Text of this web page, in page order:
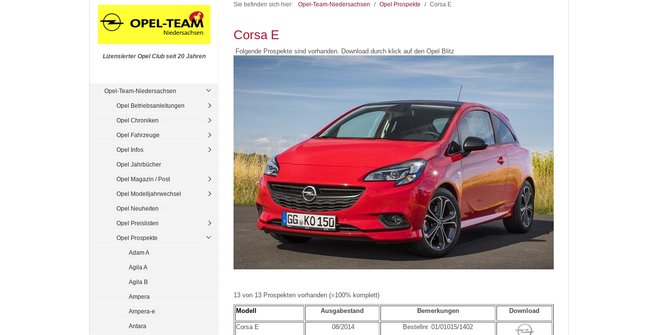
Lizensierter Opel Club seit 20 Jahren
Opel-Team-Niedersachsen
Opel Betriebsanleitungen
Opel Chroniken
Opel Fahrzeuge
Opel Infos
Opel Jahrbücher
Opel Magazin / Post
Opel Modelljahrwechsel
Opel Neuheiten
Opel Preislisten
Opel Prospekte
Adam A
Agila A
Agila B
Ampera
Ampera-e
Antara
Sie befinden sich hier: Opel-Team-Niedersachsen / Opel Prospekte / Corsa E
Corsa E
Folgende Prospekte sind vorhanden. Download durch klick auf den Opel Blitz
13 von 13 Prospekten vorhanden (=100% komplett)
Modell Ausgabestand Bemerkungen Download
Corsa E 08/2014 Bestellnr. 01/01015/1402